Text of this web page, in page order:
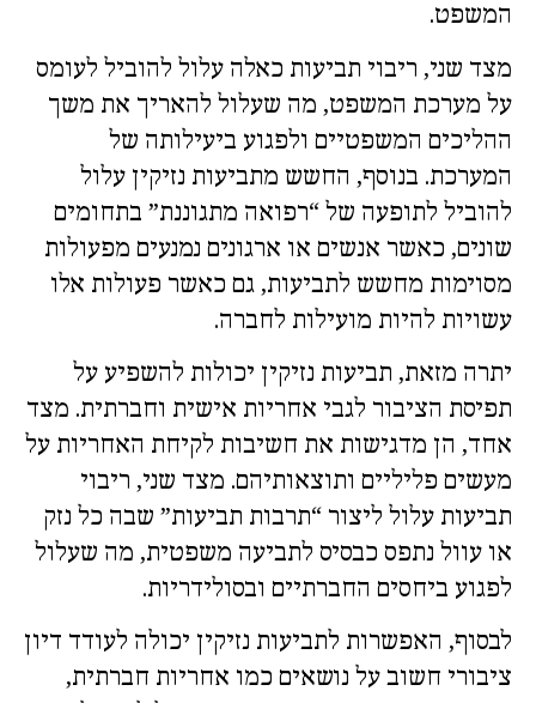
המשפט.
מצד שני, ריבוי תביעות כאלה עלול להוביל לעומס
על מערכת המשפט, מה שעלול להאריך את משך
ההליכים המשפטיים ולפגוע ביעילותה של
המערכת. בנוסף, החשש מתביעות נזיקין עלול
להוביל לתופעה של “רפואה מתגוננת” בתחומים
שונים, כאשר אנשים או ארגונים נמנעים מפעולות
מסוימות מחשש לתביעות, גם כאשר פעולות אלו
עשויות להיות מועילות לחברה.
יתרה מזאת, תביעות נזיקין יכולות להשפיע על
תפיסת הציבור לגבי אחריות אישית וחברתית. מצד
אחד, הן מדגישות את חשיבות לקיחת האחריות על
מעשים פליליים ותוצאותיהם. מצד שני, ריבוי
תביעות עלול ליצור “תרבות תביעות” שבה כל נזק
או עוול נתפס כבסיס לתביעה משפטית, מה שעלול
לפגוע ביחסים החברתיים ובסולידריות.
לבסוף, האפשרות לתביעות נזיקין יכולה לעודד דיון
ציבורי חשוב על נושאים כמו אחריות חברתית,